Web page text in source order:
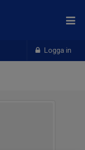
Logga in